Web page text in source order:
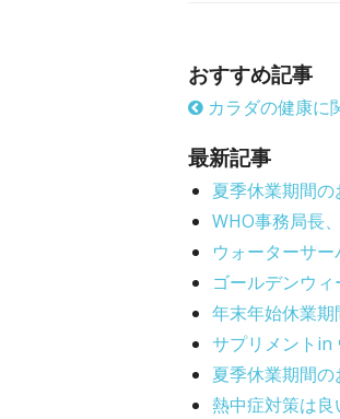
s
h
d
o
n
おすすめ記事
カラダの健康に
最新記事
夏季休業期間
WHO事務局長
ウォーターサ
ゴールデンウ
年末年始休業
サプリメントin
夏季休業期間
熱中症対策は